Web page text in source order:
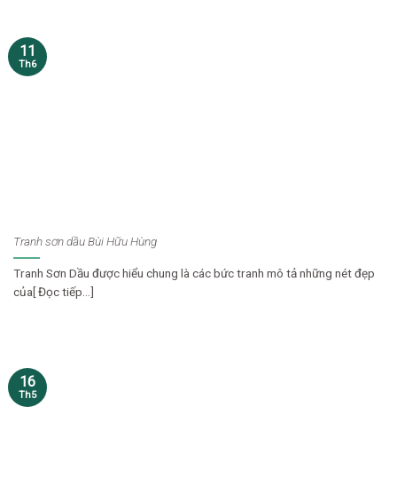
Tranh sơn dầu Bùi Hữu Hùng
Tranh Sơn Dầu được hiểu chung là các bức tranh mô tả những nét đẹp
của[ Đọc tiếp...]
11
Th6
16
Th5